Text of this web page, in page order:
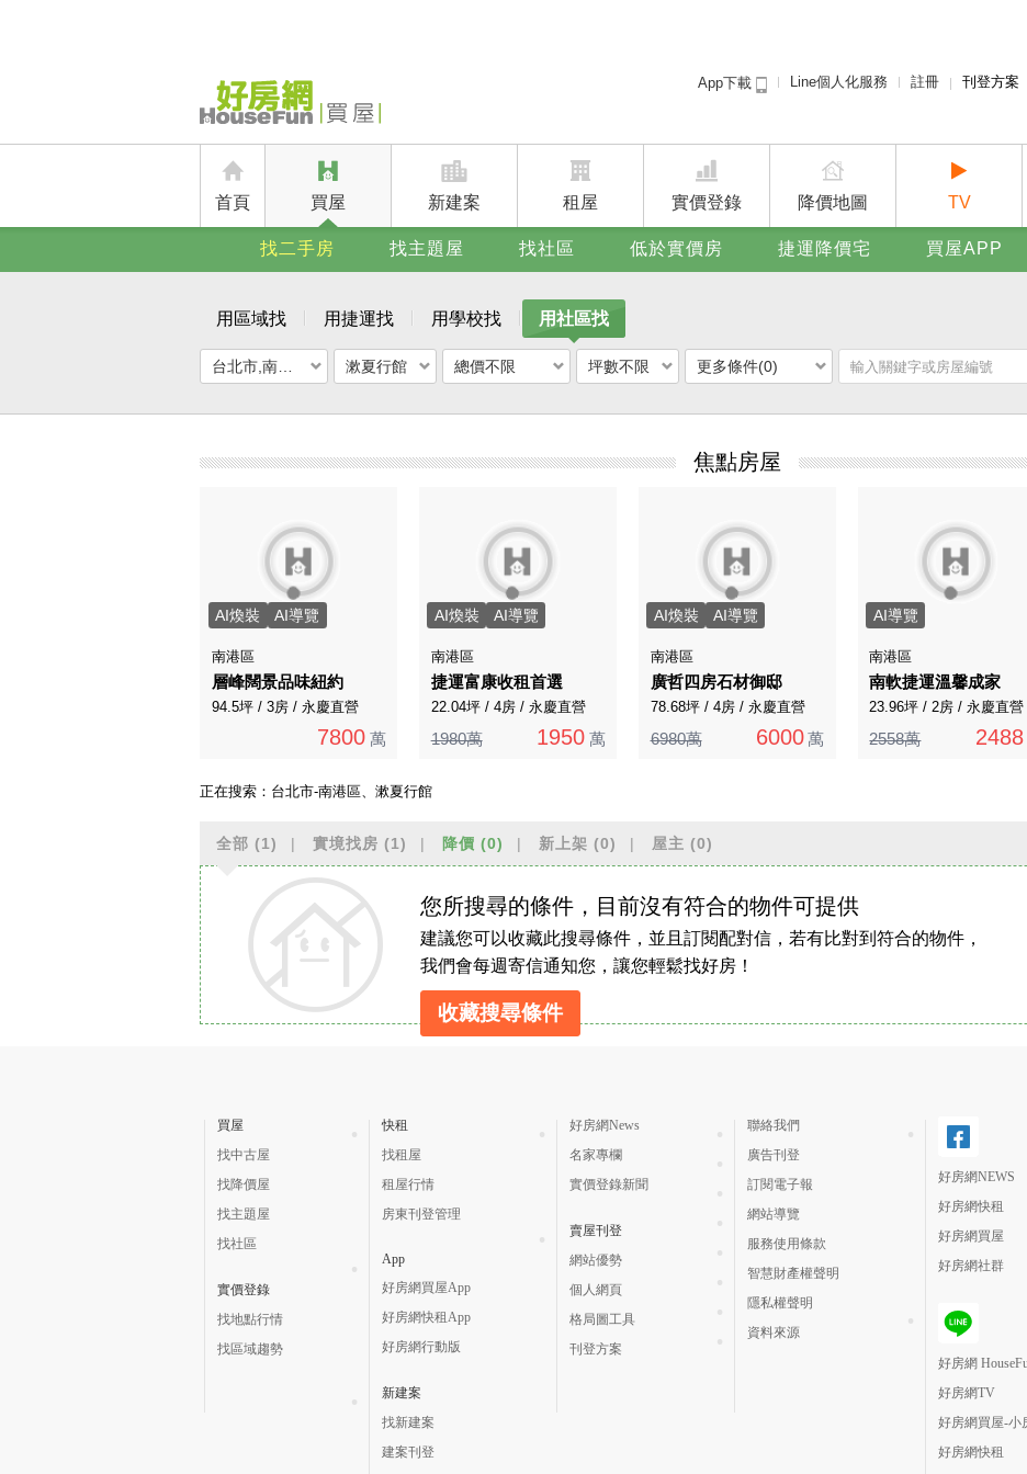
App下載 Line個人化服務 註冊 刊登方案
賣屋刊登
廣告刊登
首頁 買屋 新建案 租屋 實價登錄 降價地圖 TV
找二手房 找主題屋 找社區 低於實價房 捷運降價宅 買屋APP
用區域找 用捷運找 用學校找 用社區找
漱夏行館 總價不限 坪數不限 更多條件(0)
焦點房屋
AI煥裝 AI導覽
南港區
層峰闊景品味紐約
94.5坪 / 3房 / 永慶直營
7800 萬
AI煥裝 AI導覽
南港區
捷運富康收租首選
22.04坪 / 4房 / 永慶直營
1980萬 1950 萬
AI煥裝 AI導覽
南港區
廣哲四房石材御邸
78.68坪 / 4房 / 永慶直營
6980萬 6000 萬
AI導覽
南港區
南軟捷運溫馨成家
23.96坪 / 2房 / 永慶直營
2558萬 2488
正在搜索： 台北市-南港區、漱夏行館
全部 (1) 實境找房 (1) 降價 (0) 新上架 (0) 屋主 (0)
您所搜尋的條件，目前沒有符合的物件可提供
建議您可以收藏此搜尋條件，並且訂閱配對信，若有比對到符合的物件，
我們會每週寄信通知您，讓您輕鬆找好房！
收藏搜尋條件
買屋
找中古屋
找降價屋
找主題屋
找社區
實價登錄
找地點行情
找區域趨勢
快租
找租屋
租屋行情
房東刊登管理
App
好房網買屋App
好房網快租App
好房網行動版
新建案
找新建案
建案刊登
好房網News
名家專欄
實價登錄新聞
賣屋刊登
網站優勢
個人網頁
格局圖工具
刊登方案
聯絡我們
廣告刊登
訂閱電子報
網站導覽
服務使用條款
智慧財產權聲明
隱私權聲明
資料來源
好房網NEWS
好房網快租
好房網買屋
好房網社群
好房網
好房網TV
好房網買屋-小
好房網快租